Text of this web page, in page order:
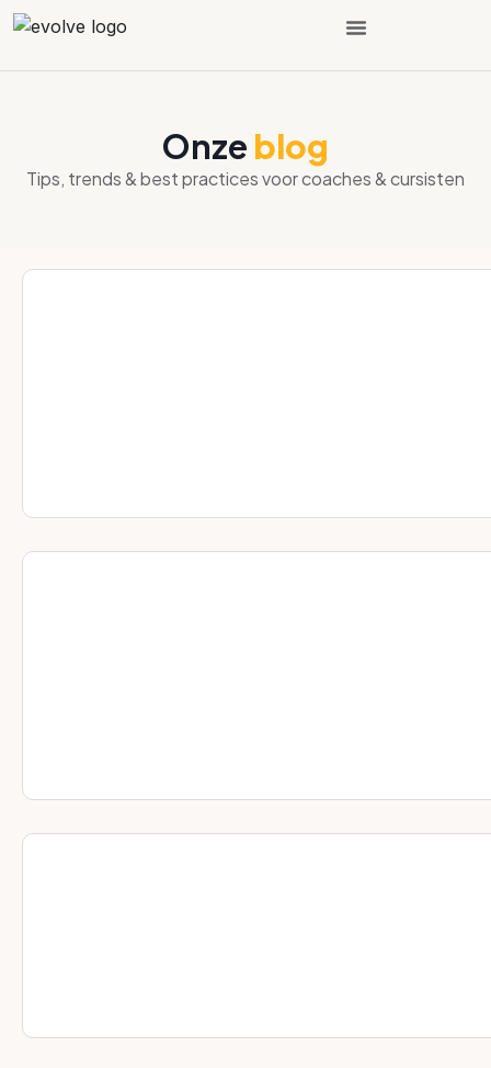
Onze blog
Tips, trends & best practices voor coaches & cursisten